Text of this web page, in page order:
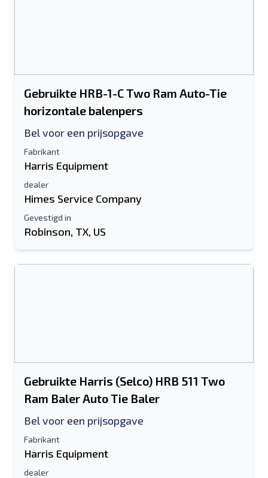
Gebruikte HRB-1-C Two Ram Auto-Tie
horizontale balenpers
Bel voor een prijsopgave
Fabrikant
Harris Equipment
dealer
Himes Service Company
Gevestigd in
Robinson, TX, US
Gebruikte Harris (Selco) HRB 511 Two
Ram Baler Auto Tie Baler
Bel voor een prijsopgave
Fabrikant
Harris Equipment
dealer